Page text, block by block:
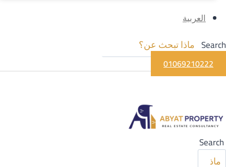
العربية
Search
01069210222
Search